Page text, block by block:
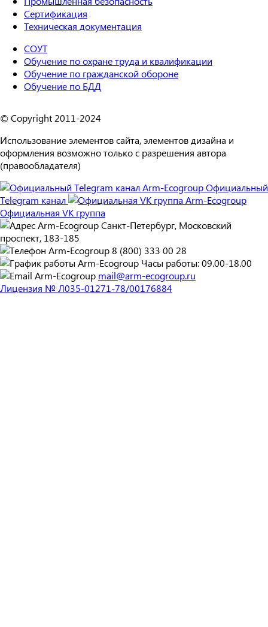
Сертификация
Техническая документация
СОУТ
Обучение по охране труда и квалификации
Обучение по гражданской обороне
Обучение по БДД
© Copyright 2011-2024
Использование элементов сайта, элементов дизайна и
оформления возможно только с разрешения автора
(правообладателя)
Официальный
Telegram канал
Официальная VK группа
Санкт-Петербург, Московский
проспект, 183-185
8 (800) 333 00 28
Часы работы: 09.00-18.00
mail@arm-ecogroup.ru
Лицензия № Л035-01271-78/00176884